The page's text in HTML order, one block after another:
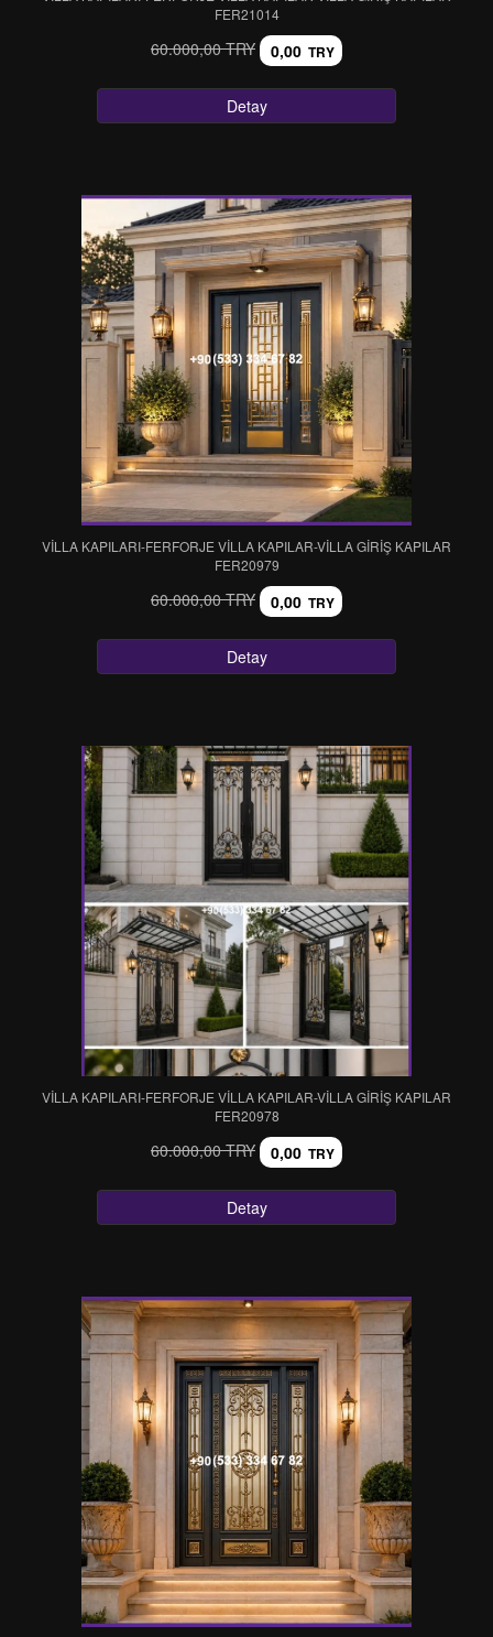
FER21014
60.000,00 TRY 0,00 TRY
Detay
VİLLA KAPILARI-FERFORJE VİLLA KAPILAR-VİLLA GİRİŞ KAPILAR
FER20979
60.000,00 TRY 0,00 TRY
Detay
VİLLA KAPILARI-FERFORJE VİLLA KAPILAR-VİLLA GİRİŞ KAPILAR
FER20978
60.000,00 TRY 0,00 TRY
Detay